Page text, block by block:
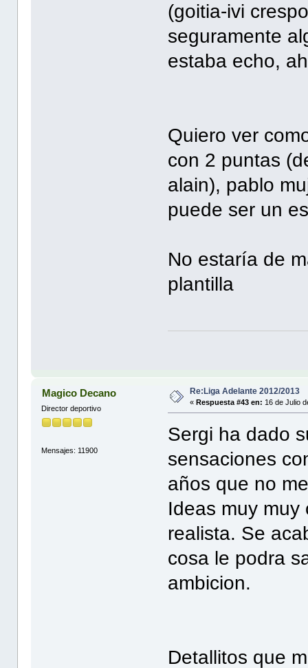
(goitia-ivi
seguramente
estaba echo,
Quiero ver
con 2 puntas
alain), pablo
puede ser un
No estaría de
plantilla
Magico Decano
Director deportivo
Mensajes: 11900
Re:Liga Adelante 2012/2013
«Respuesta #43 en: 16 de Julio
Sergi ha dado
sensaciones
años que no
Ideas muy muy
realista. Se
cosa le podra
ambicion.
Detallitos que